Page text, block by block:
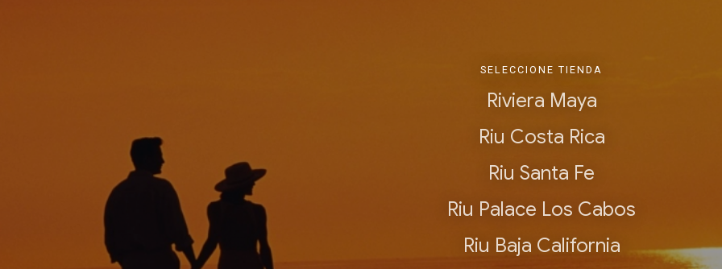
SELECCIONE TIENDA
Riviera Maya
Riu Costa Rica
Riu Santa Fe
Riu Palace Los Cabos
Riu Baja California